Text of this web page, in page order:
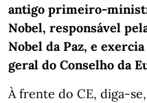
antigo primeiro-
Nobel, responsável
Nobel da Paz, e
geral do Conselho da
À frente do CE, diga-